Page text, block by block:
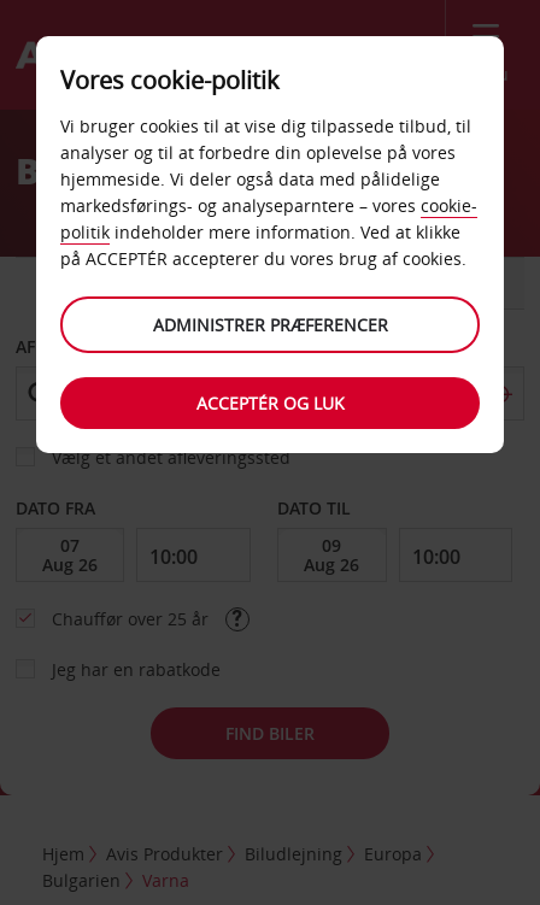
Menu
Welcome
AvisBILLEJE I VARNA MED AVIS
AFHENT FRA
Vælg et andet afleveringssted
DATO FRA DATO TIL
Chauffør over 25 år
Jeg har en rabatkode
FIND BILER
Hjem Avis Produkter Biludlejning
Europa
Bulgarien
Varna
Vores cookie-politik
Vi bruger cookies til at vise dig tilpassede tilbud, til
analyser og til at forbedre din oplevelse på vores
hjemmeside. Vi deler også data med pålidelige
markedsførings- og analyseparntere – vores cookie-
politik indeholder mere information. Ved at klikke
på ACCEPTÉR accepterer du vores brug af cookies.
ADMINISTRER PRÆFERENCER
ACCEPTÉR OG LUK